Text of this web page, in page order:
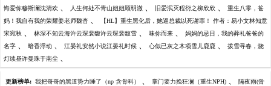
悔爱你穆斯澜沈清欢 、 人生何处不青山姐姐顾明澈 、 旧爱泯灭程衍之柳欣欣 、 重生八零，爸
妈！我自有我的荣耀姜老师魏杳 、 【HL】重生黑化后，她逼总裁以死谢罪！ 作者：易小文林知意
宋宛秋 、 林深不知云海许云琛裴馥许云琛裴馥雪 、 味你而来 、 妈妈的忌日，我的葬礼爸爸的
名字 、 暗香浮动 、 江晏礼安然小说江晏礼时候 、 心似已灰之木项雪儿鹿鹿 、 拨雪寻春，烧
灯续昼许曼珠于南尘 、
更新榜单: 我把哥哥的黑道势力睡了（np 含骨科） 、 掌门要力挽狂澜（重生NPH) 、 隔夜雨(骨